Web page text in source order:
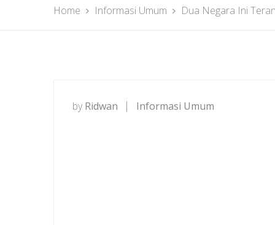
Home Informasi Umum Dua Negara Ini
by Ridwan Informasi Umum